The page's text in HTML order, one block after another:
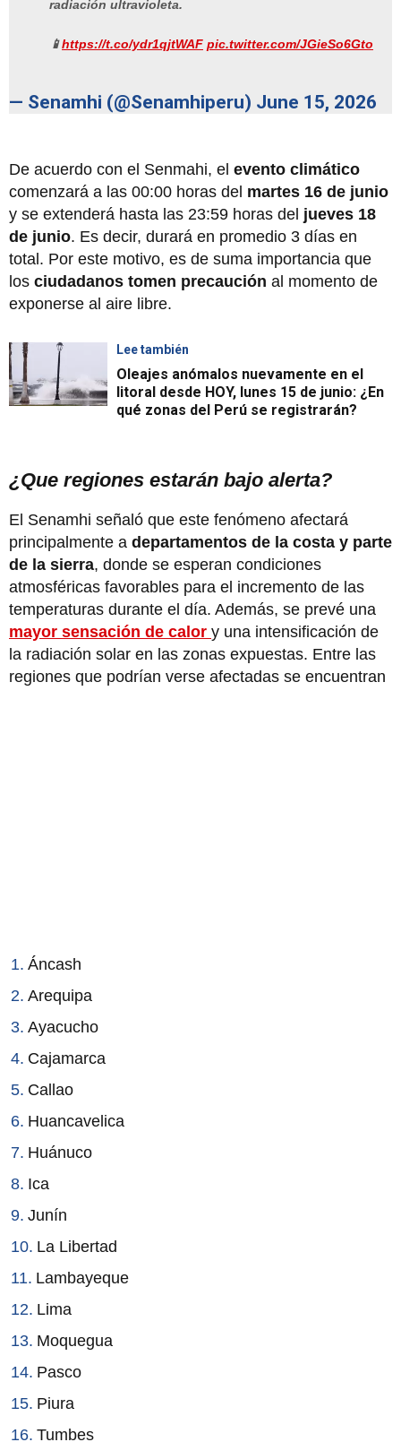
radiación ultravioleta.
📱https://t.co/ydr1qjtWAF pic.twitter.com/JGieSo6Gto
— Senamhi (@Senamhiperu) June 15, 2026
De acuerdo con el Senmahi, el evento climático
comenzará a las 00:00 horas del martes 16 de junio
y se extenderá hasta las 23:59 horas del jueves 18
de junio. Es decir, durará en promedio 3 días en
total. Por este motivo, es de suma importancia que
los ciudadanos tomen precaución al momento de
exponerse al aire libre.
Lee también
Oleajes anómalos nuevamente en el
litoral desde HOY, lunes 15 de junio: ¿En
qué zonas del Perú se registrarán?
¿Que regiones estarán bajo alerta?
El Senamhi señaló que este fenómeno afectará
principalmente a departamentos de la costa y parte
de la sierra, donde se esperan condiciones
atmosféricas favorables para el incremento de las
temperaturas durante el día. Además, se prevé una
mayor sensación de calor y una intensificación de
la radiación solar en las zonas expuestas. Entre las
regiones que podrían verse afectadas se encuentran
Áncash
Arequipa
Ayacucho
Cajamarca
Callao
Huancavelica
Huánuco
Ica
Junín
La Libertad
Lambayeque
Lima
Moquegua
Pasco
Piura
Tumbes